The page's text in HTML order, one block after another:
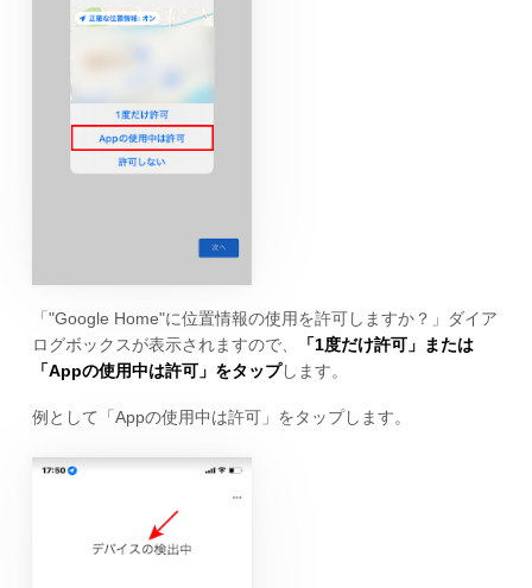
「"Google Home"に位置情報の使用を許可しますか？」ダイア
ログボックスが表示されますので、
「1度だけ許可」または
「Appの使用中は許可」をタップします。
例として「Appの使用中は許可」をタップします。